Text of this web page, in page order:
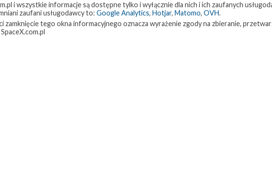
Jak będzie w
To Jakiś
i wszystkie informacje są dostępne tylko i wyłącznie dla nich i ich zaufanych
zaufani usługodawcy to: Google Analytics, Hotjar, Matomo, OVH.
zamknięcie tego okna informacyjnego oznacza wyrażenie zgody na zbieranie,